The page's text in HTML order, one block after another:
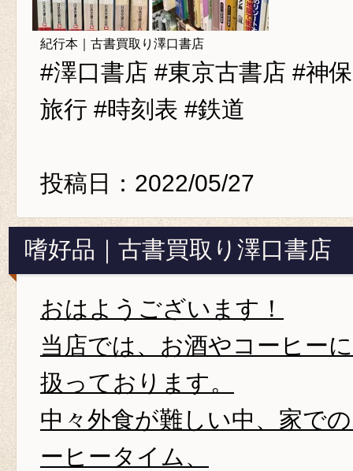
紀行本｜古書買取り澤口書店
#澤口書店 #東京古書店 #神
旅行 #時刻表 #鉄道
投稿日：2022/05/27
嗜好品｜古書買取り澤口書店
おはようございます！
当店では、お酒やコーヒー
扱っております。
中々外食が難しい中、家で
ーヒータイム、